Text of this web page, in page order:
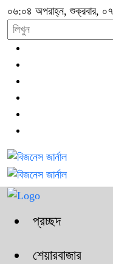
০৬:০৪ অপরাহ্ন, শুক্রবার,
প্রচ্ছদ
শেয়ারবাজার